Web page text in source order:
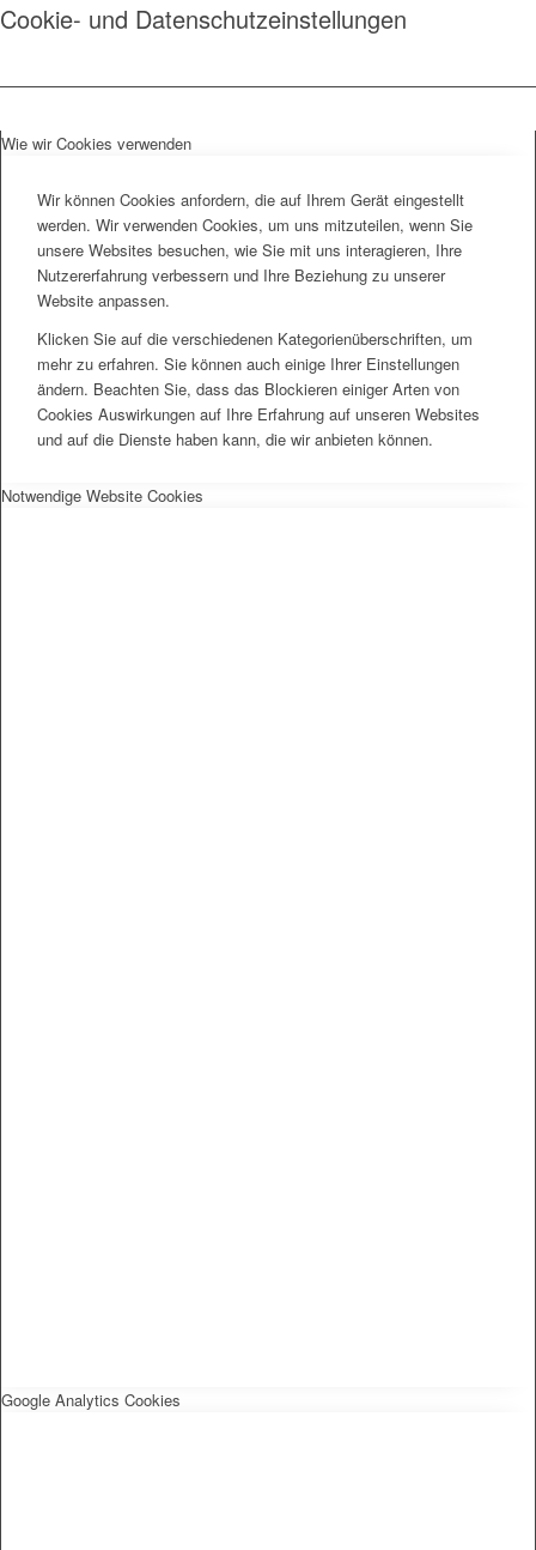
Cookie- und Datenschutzeinstellungen
Wie wir Cookies verwenden
Wir können Cookies anfordern, die auf Ihrem Gerät eingestellt
werden. Wir verwenden Cookies, um uns mitzuteilen, wenn Sie
unsere Websites besuchen, wie Sie mit uns interagieren, Ihre
Nutzererfahrung verbessern und Ihre Beziehung zu unserer
Website anpassen.
Klicken Sie auf die verschiedenen Kategorienüberschriften, um
mehr zu erfahren. Sie können auch einige Ihrer Einstellungen
ändern. Beachten Sie, dass das Blockieren einiger Arten von
Cookies Auswirkungen auf Ihre Erfahrung auf unseren Websites
und auf die Dienste haben kann, die wir anbieten können.
Notwendige Website Cookies
Google Analytics Cookies